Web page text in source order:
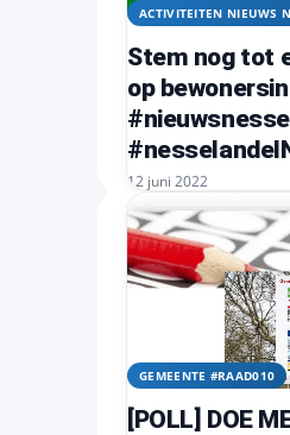
ACTIVITEITEN NIEUWS
Stem nog tot
op
12 juni 2022
GEMEENTE #RAAD010
[POLL] DOE